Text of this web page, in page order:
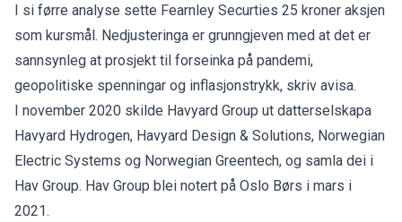
I si førre analyse sette Fearnley Securties 25 kroner aksjen
som kursmål. Nedjusteringa er grunngjeven med at det er
sannsynleg at prosjekt til forseinka på pandemi,
geopolitiske spenningar og inflasjonstrykk, skriv avisa.
I november 2020 skilde Havyard Group ut datterselskapa
Havyard Hydrogen, Havyard Design & Solutions, Norwegian
Electric Systems og Norwegian Greentech, og samla dei i
Hav Group. Hav Group blei notert på Oslo Børs i mars i
2021.